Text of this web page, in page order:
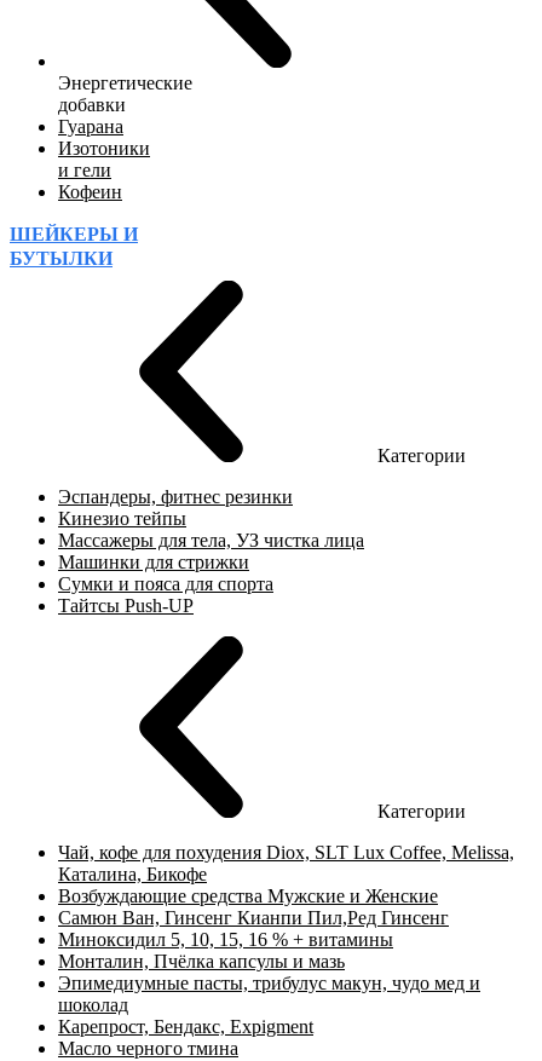
Энергетические
добавки
Гуарана
Изотоники
и гели
Кофеин
ШЕЙКЕРЫ И
БУТЫЛКИ
Категории
Эспандеры, фитнес резинки
Кинезио тейпы
Массажеры для тела, УЗ чистка лица
Машинки для стрижки
Сумки и пояса для спорта
Тайтсы Push-UP
Категории
Чай, кофе для похудения Diox, SLT Lux Coffee, Melissa,
Каталина, Бикофе
Возбуждающие средства Мужские и Женские
Самюн Ван, Гинсенг Кианпи Пил,Ред Гинсенг
Миноксидил 5, 10, 15, 16 % + витамины
Монталин, Пчёлка капсулы и мазь
Эпимедиумные пасты, трибулус макун, чудо мед и
шоколад
Карепрост, Бендакс, Expigment
Масло черного тмина